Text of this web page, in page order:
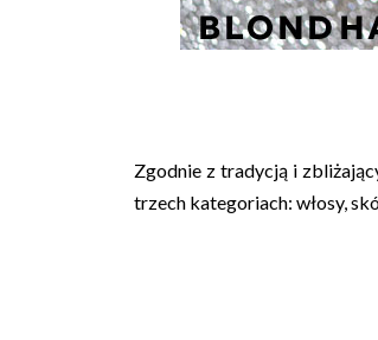
Zgodnie z tradycją i
trzech kategoriach: włosy,